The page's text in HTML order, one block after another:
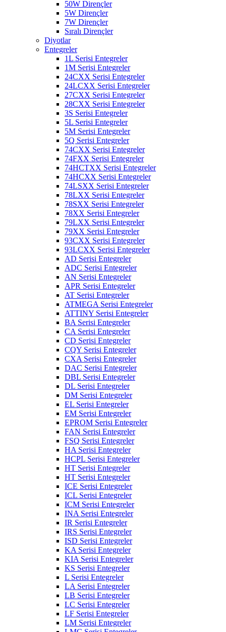
50W Dirençler
5W Dirençler
7W Dirençler
Sıralı Dirençler
Diyotlar
Entegreler
1L Serisi Entegreler
1M Serisi Entegreler
24CXX Serisi Entegreler
24LCXX Serisi Entegreler
27CXX Serisi Entegreler
28CXX Serisi Entegreler
3S Serisi Entegreler
5L Serisi Entegreler
5M Serisi Entegreler
5Q Serisi Entegreler
74CXX Serisi Entegreler
74FXX Serisi Entegreler
74HCTXX Serisi Entegreler
74HCXX Serisi Entegreler
74LSXX Serisi Entegreler
78LXX Serisi Entegreler
78SXX Serisi Entegreler
78XX Serisi Entegreler
79LXX Serisi Entegreler
79XX Serisi Entegreler
93CXX Serisi Entegreler
93LCXX Serisi Entegreler
AD Serisi Entegreler
ADC Serisi Entegreler
AN Serisi Entegreler
APR Serisi Entegreler
AT Serisi Entegreler
ATMEGA Serisi Entegreler
ATTINY Serisi Entegreler
BA Serisi Entegreler
CA Serisi Entegreler
CD Serisi Entegreler
CQY Serisi Entegreler
CXA Serisi Entegreler
DAC Serisi Entegreler
DBL Serisi Entegreler
DL Serisi Entegreler
DM Serisi Entegreler
EL Serisi Entegreler
EM Serisi Entegreler
EPROM Serisi Entegreler
FAN Serisi Entegreler
FSQ Serisi Entegreler
HA Serisi Entegreler
HCPL Serisi Entegreler
HT Serisi Entegreler
HT Serisi Entegreler
ICE Serisi Entegreler
ICL Serisi Entegreler
ICM Serisi Entegreler
INA Serisi Entegreler
IR Serisi Entegreler
IRS Serisi Entegreler
ISD Serisi Entegreler
KA Serisi Entegreler
KIA Serisi Entegreler
KS Serisi Entegreler
L Serisi Entegreler
LA Serisi Entegreler
LB Serisi Entegreler
LC Serisi Entegreler
LF Serisi Entegreler
LM Serisi Entegreler